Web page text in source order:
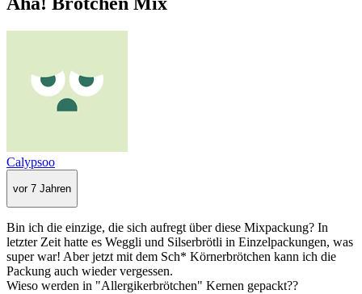
Calypsoo
vor 7 Jahren
Bin ich die einzige, die sich aufregt über diese Mixpackung? In
letzter Zeit hatte es Weggli und Silserbrötli in Einzelpackungen, was
super war! Aber jetzt mit dem Sch* Körnerbrötchen kann ich die
Packung auch wieder vergessen.
Wieso werden in "Allergikerbrötchen" Kernen gepackt??